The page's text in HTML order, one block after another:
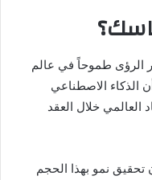
الرؤى طموحاً في عالم
الذكاء الاصطناعي
العالمي خلال العقد
تحقيق نمو بهذا الحجم